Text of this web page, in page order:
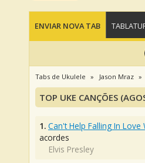
ENVIAR NOVA TAB
Tabs de Ukulele Jason Mraz
TOP UKE CANÇÕES
1. Can't Help Falling In Love
acordes
Elvis Presley